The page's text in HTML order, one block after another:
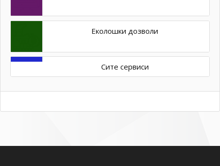
Еколошки дозволи
Сите сервиси